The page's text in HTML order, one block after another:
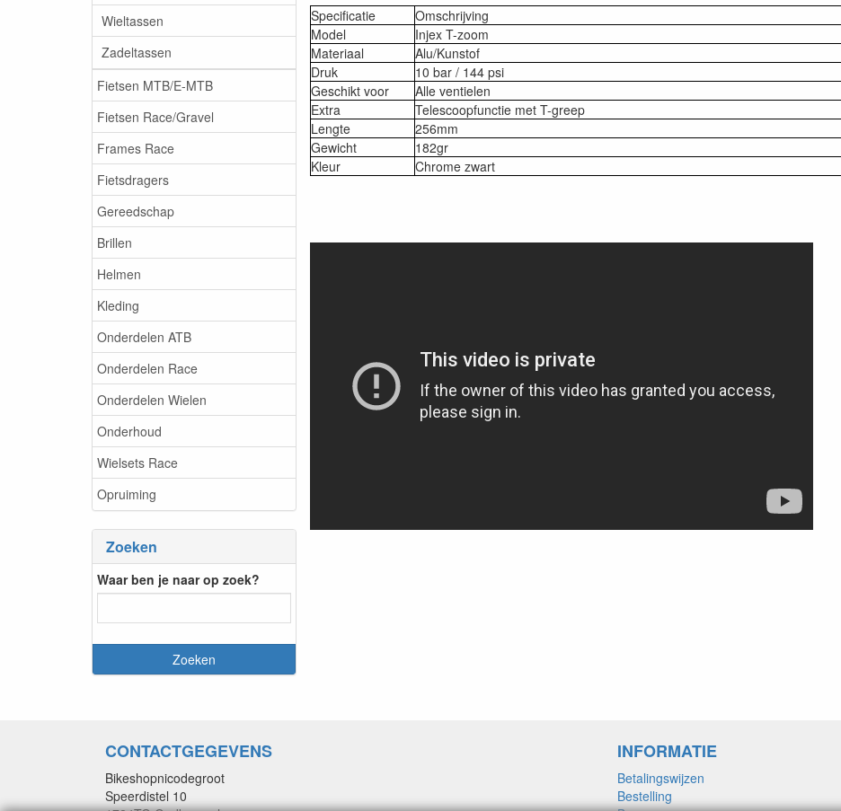
Wieltassen
Zadeltassen
Fietsen MTB/E-MTB
Fietsen Race/Gravel
Frames Race
Fietsdragers
Gereedschap
Brillen
Helmen
Kleding
Onderdelen ATB
Onderdelen Race
Onderdelen Wielen
Onderhoud
Wielsets Race
Opruiming
Zoeken
Waar ben je naar op zoek?
Specificatie
Omschrijving
Model
Injex T-zoom
Materiaal
Alu/Kunstof
Druk
10 bar / 144 psi
Geschikt voor
Alle ventielen
Extra
Telescoopfunctie met T-greep
Lengte
256mm
Gewicht
182gr
Kleur
Chrome zwart
CONTACTGEGEVENS
Bikeshopnicodegroot
Speerdistel 10
INFORMATIE
Betalingswijzen
Bestelling